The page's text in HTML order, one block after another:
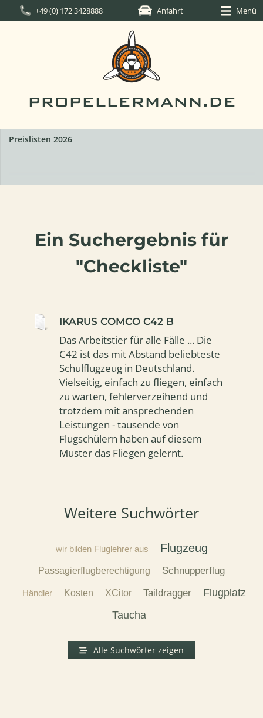
+49 (0) 172 3428888 Anfahrt Menü
PROPELLERMANN.DE
Preislisten 2026
Ein Suchergebnis für
"Checkliste"
IKARUS COMCO C42 B
Das Arbeitstier für alle Fälle ... Die
C42 ist das mit Abstand beliebteste
Schulflugzeug in Deutschland.
Vielseitig, einfach zu fliegen, einfach
zu warten, fehlerverzeihend und
trotzdem mit ansprechenden
Leistungen - tausende von
Flugschülern haben auf diesem
Muster das Fliegen gelernt.
Weitere Suchwörter
wir bilden Fluglehrer aus Flugzeug
Passagierflugberechtigung Schnupperflug
Händler Kosten XCitor Taildragger
Flugplatz
Taucha
Alle Suchwörter zeigen